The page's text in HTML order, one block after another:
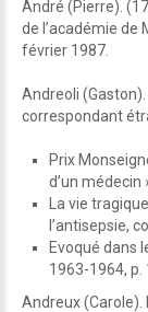
André (Pierre).
de l’académie de
février 1987.
Andreoli
correspondant
Prix
d’un médecin
La vie
l’antisepsie,
Evoqué dans
1963-1964, p.
Andreux (Carole).